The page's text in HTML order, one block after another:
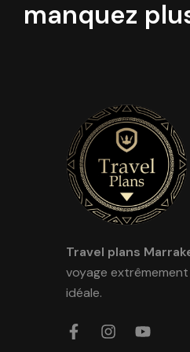
manquez
Travel plans
voyage
idéale.